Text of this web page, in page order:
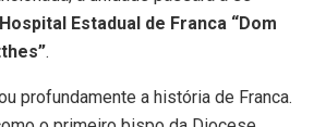
Hospital Estadual de Franca “Dom
.
profundamente a história de Franca.